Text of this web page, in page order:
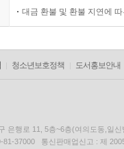
대금 환불 및 환불 지연에
청소년보호정책 도서홍보안내
은행로 11, 5층~6층(여의도동,일신
81-37000 통신판매업신고 : 제